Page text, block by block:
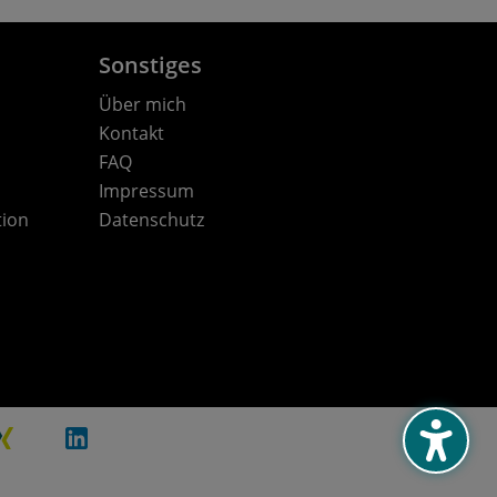
Sonstiges
Über mich
Kontakt
FAQ
Impressum
Datenschutz